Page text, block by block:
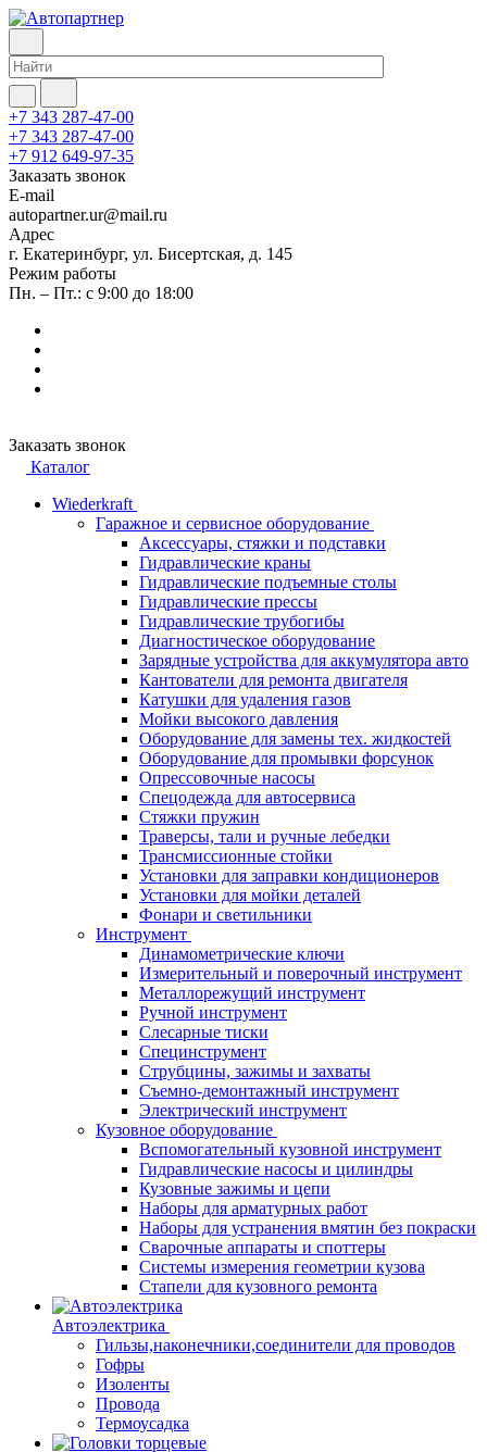
+7 343 287-47-00
+7 343 287-47-00
+7 912 649-97-35
Заказать звонок
E-mail
autopartner.ur@mail.ru
Адрес
г. Екатеринбург, ул. Бисертская, д. 145
Режим работы
Пн. – Пт.: с 9:00 до 18:00
Заказать звонок
Каталог
Wiederkraft
Гаражное и сервисное оборудование
Аксессуары, стяжки и подставки
Гидравлические краны
Гидравлические подъемные столы
Гидравлические прессы
Гидравлические трубогибы
Диагностическое оборудование
Зарядные устройства для аккумулятора авто
Кантователи для ремонта двигателя
Катушки для удаления газов
Мойки высокого давления
Оборудование для замены тех. жидкостей
Оборудование для промывки форсунок
Опрессовочные насосы
Спецодежда для автосервиса
Стяжки пружин
Траверсы, тали и ручные лебедки
Трансмиссионные стойки
Установки для заправки кондиционеров
Установки для мойки деталей
Фонари и светильники
Инструмент
Динамометрические ключи
Измерительный и поверочный инструмент
Металлорежущий инструмент
Ручной инструмент
Слесарные тиски
Специнструмент
Струбцины, зажимы и захваты
Съемно-демонтажный инструмент
Электрический инструмент
Кузовное оборудование
Вспомогательный кузовной инструмент
Гидравлические насосы и цилиндры
Кузовные зажимы и цепи
Наборы для арматурных работ
Наборы для устранения вмятин без покраски
Сварочные аппараты и споттеры
Системы измерения геометрии кузова
Стапели для кузовного ремонта
Автоэлектрика
Гильзы,наконечники,соединители для проводов
Гофры
Изоленты
Провода
Термоусадка